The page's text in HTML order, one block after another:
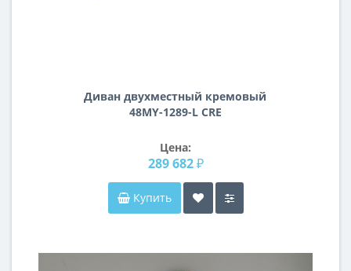
Диван двухместный кремовый
48MY-1289-L CRE
Цена:
289 682 ₽
Купить